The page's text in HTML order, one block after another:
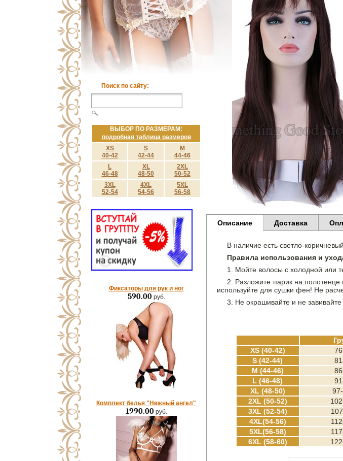
Поиск по сайту:
ВЫБОР ПО РАЗМЕРАМ:
подробная таблица размеров
XS
40-42
S
42-44
M
44-46
L
46-48
XL
48-50
2XL
50-52
3XL
52-54
4XL
54-56
5XL
56-58
Фиксаторы для рук и ног
590.00руб.
Комплект белья "Нежный ангел"
1990.00руб.
Описание Доставка
В наличие есть светло-
Правила использования и
1. Мойте волосы с холодной или
2. Разложите парик на полотенце
используйте для сушки фен! Не
3. Не окрашивайте и не
XS (40-42)
S (42-44)
M (44-46)
L (46-48)
XL (48-50)
2XL (50-52)
3XL (52-54)
4XL(54-56)
5XL(56-58)
6XL (58-60)